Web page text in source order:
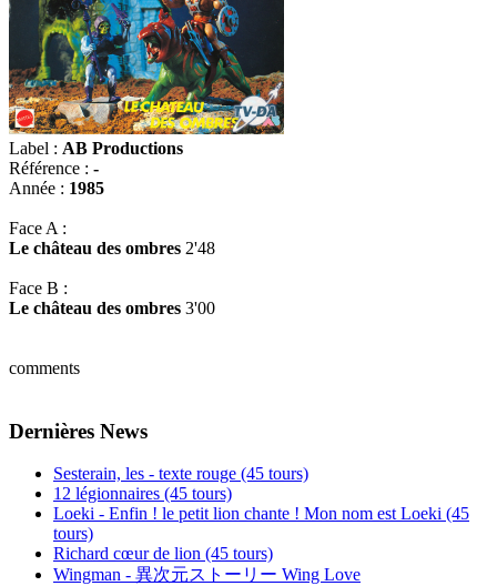
Label : AB Productions
Référence : -
Année : 1985
Face A :
Le château des ombres 2'48
Face B :
Le château des ombres 3'00
comments
Dernières News
Sesterain, les - texte rouge (45 tours)
12 légionnaires (45 tours)
Loeki - Enfin ! le petit lion chante ! Mon nom est Loeki (45
tours)
Richard cœur de lion (45 tours)
Wingman - 異次元ストーリー Wing Love